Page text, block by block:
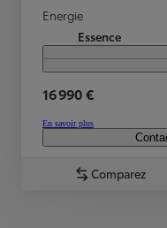
Energie
Essence
16 990 €
En savoir plus
Comparez